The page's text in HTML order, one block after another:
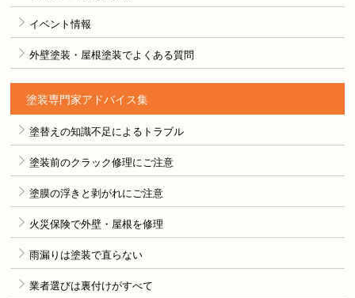
イベント情報
外壁塗装・屋根塗装でよくある質問
塗装専門家アドバイス集
塗替えの知識不足によるトラブル
塗装前のクラック修理にご注意
塗膜の浮きと剥がれにご注意
火災保険で外壁・屋根を修理
雨漏りは塗装で直らない
業者選びは裏付けがすべて